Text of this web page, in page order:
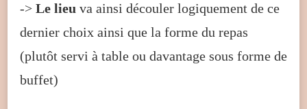
-> Le lieu va ainsi découler logiquement de ce
dernier choix ainsi que la forme du repas
(plutôt servi à table ou davantage sous forme de
buffet)